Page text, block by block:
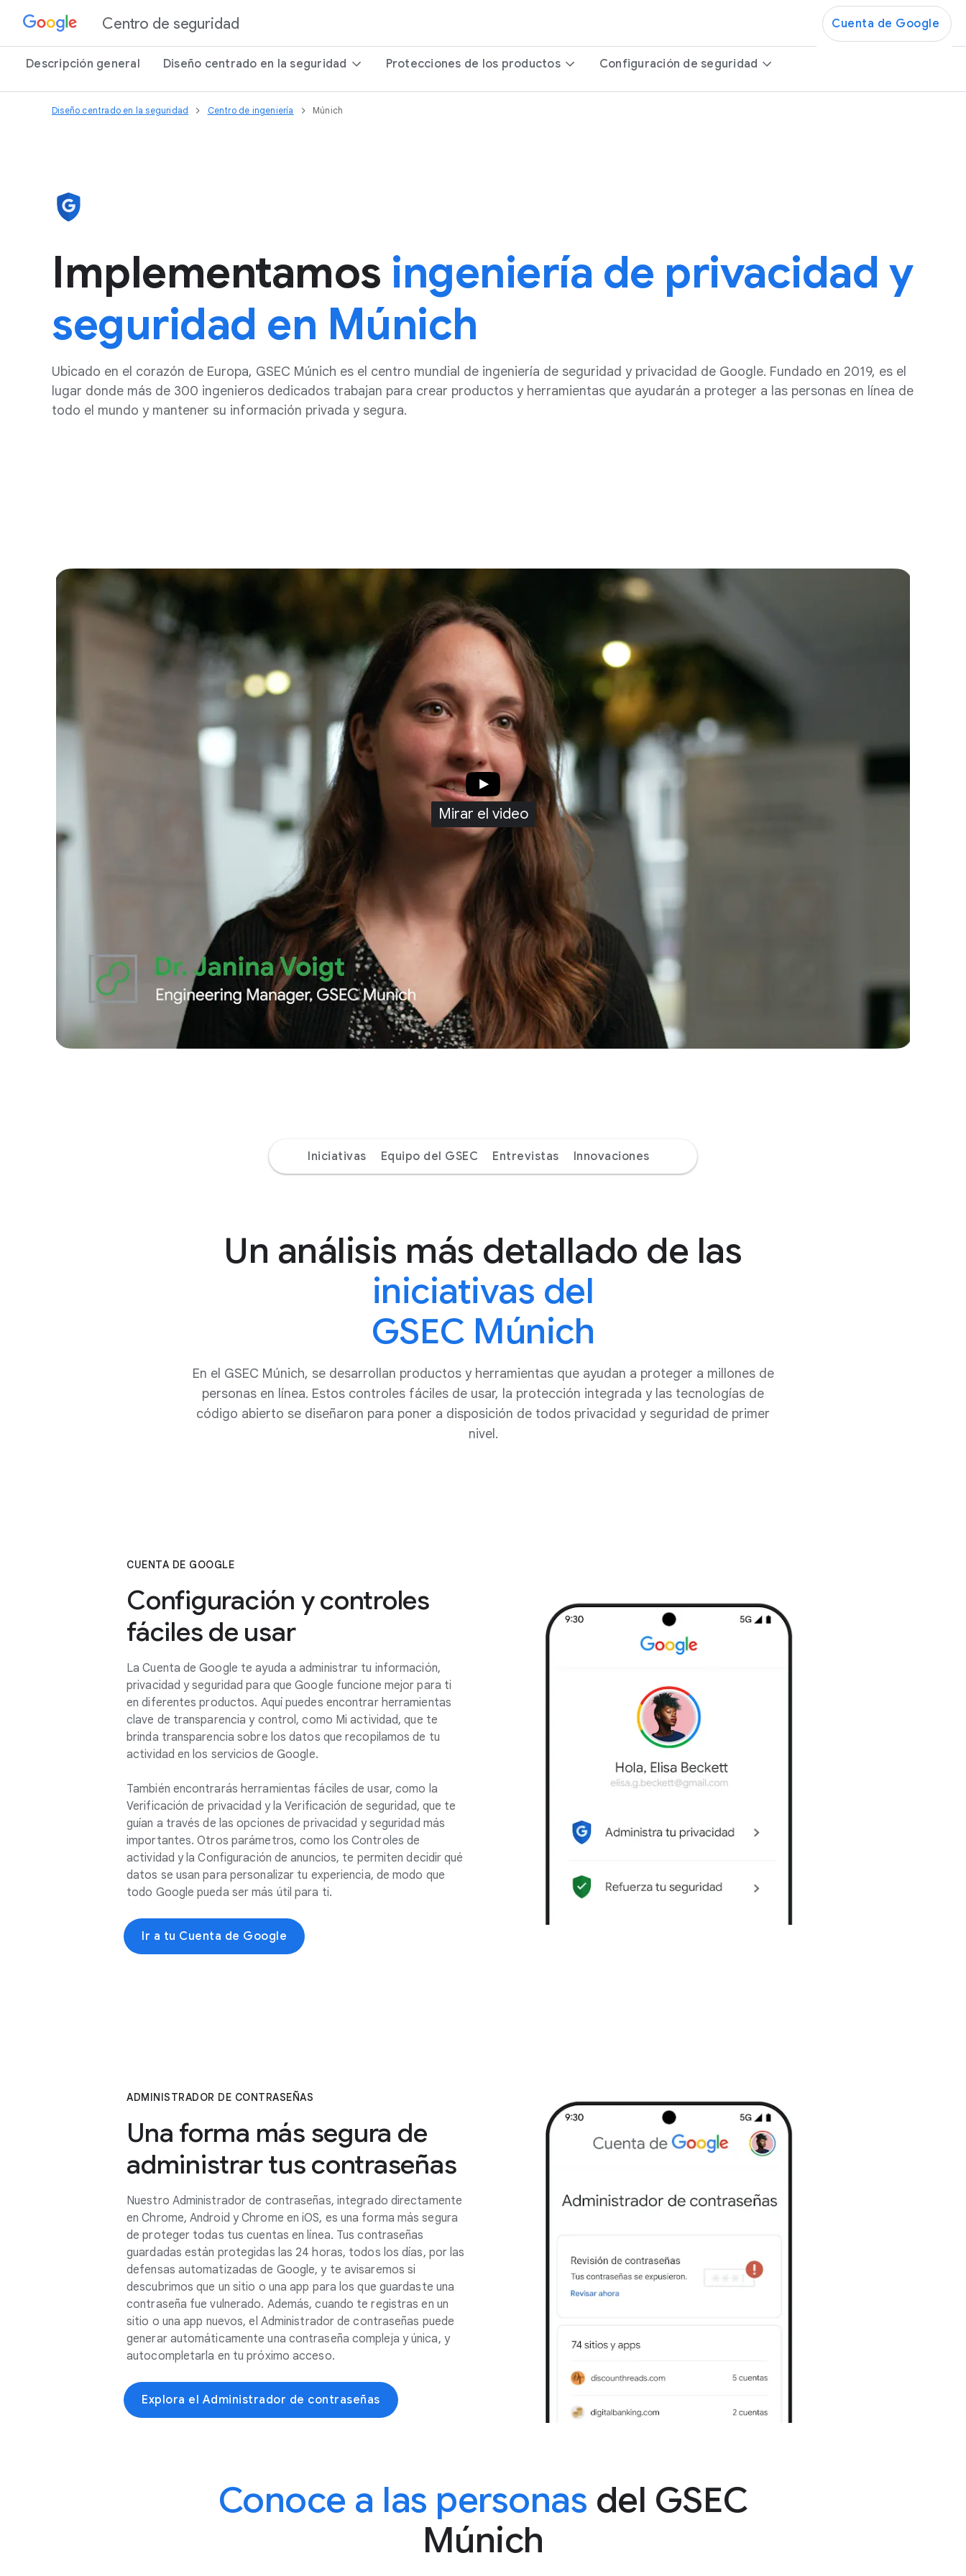
Centro de seguridad
Descripción general Diseño centrado en la seguridad Protecciones de los productos Configuración de seguridad
Cuenta de Google
Diseño centrado en la seguridad Centro de ingeniería Múnich
Implementamos ingeniería de privacidad y
seguridad en Múnich
Ubicado en el corazón de Europa, GSEC Múnich es el centro mundial de ingeniería de seguridad y privacidad de Google. Fundado en 2019, es el
lugar donde más de 300 ingenieros dedicados trabajan para crear productos y herramientas que ayudarán a proteger a las personas en línea de
todo el mundo y mantener su información privada y segura.
Mirar el video
Iniciativas Equipo del GSEC Entrevistas Innovaciones
Un análisis más detallado de las
iniciativas del
GSEC Múnich
En el GSEC Múnich, se desarrollan productos y herramientas que ayudan a proteger a millones de
personas en línea. Estos controles fáciles de usar, la protección integrada y las tecnologías de
código abierto se diseñaron para poner a disposición de todos privacidad y seguridad de primer
nivel.
CUENTA DE GOOGLE
Configuración y controles
fáciles de usar
La Cuenta de Google te ayuda a administrar tu información,
privacidad y seguridad para que Google funcione mejor para ti
en diferentes productos. Aquí puedes encontrar herramientas
clave de transparencia y control, como Mi actividad, que te
brinda transparencia sobre los datos que recopilamos de tu
actividad en los servicios de Google.
También encontrarás herramientas fáciles de usar, como la
Verificación de privacidad y la Verificación de seguridad, que te
guían a través de las opciones de privacidad y seguridad más
importantes. Otros parámetros, como los Controles de
actividad y la Configuración de anuncios, te permiten decidir qué
datos se usan para personalizar tu experiencia, de modo que
todo Google pueda ser más útil para ti.
Ir a tu Cuenta de Google
ADMINISTRADOR DE CONTRASEÑAS
Una forma más segura de
administrar tus contraseñas
Nuestro Administrador de contraseñas, integrado directamente
en Chrome, Android y Chrome en iOS, es una forma más segura
de proteger todas tus cuentas en línea. Tus contraseñas
guardadas están protegidas las 24 horas, todos los días, por las
defensas automatizadas de Google, y te avisaremos si
descubrimos que un sitio o una app para los que guardaste una
contraseña fue vulnerado. Además, cuando te registras en un
sitio o una app nuevos, el Administrador de contraseñas puede
generar automáticamente una contraseña compleja y única, y
autocompletarla en tu próximo acceso.
Explora el Administrador de contraseñas
Conoce a las personas del GSEC
Múnich